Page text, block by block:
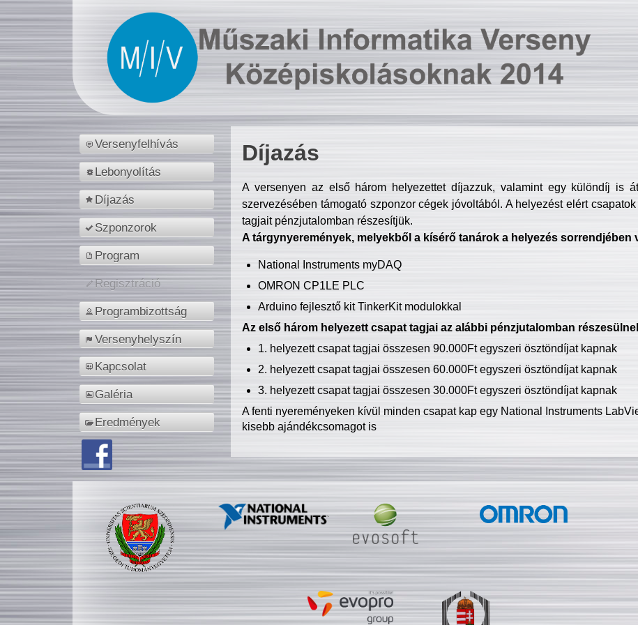
Versenyfelhívás
Lebonyolítás
Díjazás
Szponzorok
Program
Regisztráció
Programbizottság
Versenyhelyszín
Kapcsolat
Galéria
Eredmények
Díjazás
A versenyen az első három helyezettet díjazzuk, valamint egy különdíj is
szervezésében támogató szponzor cégek jóvoltából. A helyezést elért
tagjait pénzjutalomban részesítjük.
A tárgynyeremények, melyekből a kísérő tanárok a helyezés sorrendjében
National Instruments myDAQ
OMRON CP1LE PLC
Arduino fejlesztő kit TinkerKit modulokkal
Az első három helyezett csapat tagjai az alábbi pénzjutalomban
1. helyezett csapat tagjai összesen 90.000Ft egyszeri ösztöndíjat kapnak
2. helyezett csapat tagjai összesen 60.000Ft egyszeri ösztöndíjat kapnak
3. helyezett csapat tagjai összesen 30.000Ft egyszeri ösztöndíjat kapnak
A fenti nyereményeken kívül minden csapat kap egy National Instruments
kisebb ajándékcsomagot is